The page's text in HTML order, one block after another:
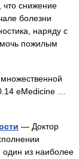
что снижение
болезни
наряду с
пожилым
eMedicine …
— Доктор
из наиболее